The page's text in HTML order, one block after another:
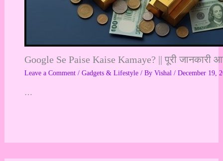
Google Se Paise Kaise Kamaye? || पूरी जानकारी
Leave a Comment / Gadgets & Lifestyle/ By Vishal / December 19,
…